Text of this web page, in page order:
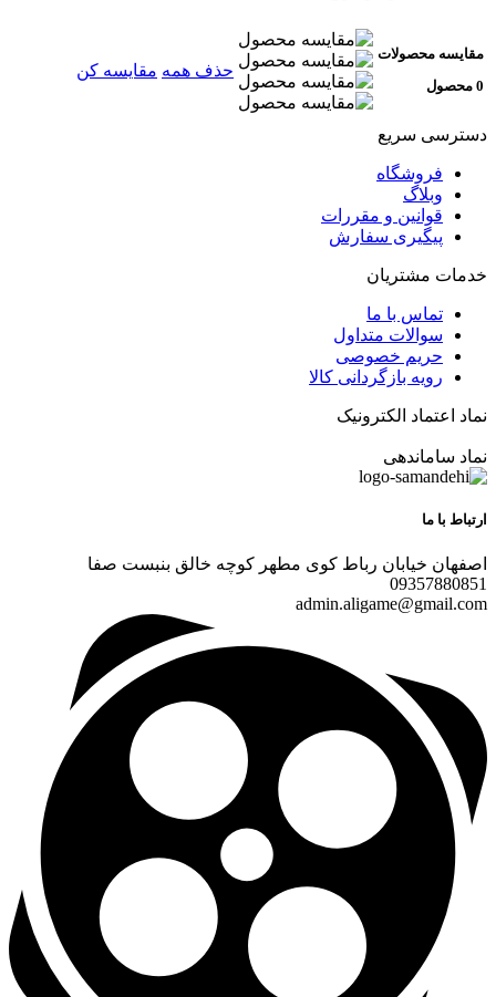
مقایسه محصولات
0 محصول
حذف همه مقایسه کن
دسترسی سریع
فروشگاه
وبلاگ
قوانین و مقررات
پیگیری سفارش
خدمات مشتریان
تماس با ما
سوالات متداول
حریم خصوصی
رویه بازگردانی کالا
نماد اعتماد الکترونیک
نماد ساماندهی
ارتباط با ما
اصفهان خیابان رباط کوی مطهر کوچه خالق بنبست صفا
09357880851
admin.aligame@gmail.com